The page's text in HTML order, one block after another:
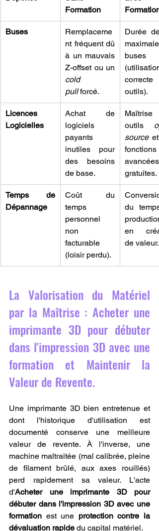
Formation
Formation
Buses
Remplaceme
nt fréquent dû
à un mauvais
cold
pull forcé.
Durée
maximale
buses
(utilisation
correcte
outils).
Licences
Logicielles
Achat de
logiciels
payants
inutiles pour
des besoins
de base.
Maîtrise
outils
source et
fonctions
avancées
gratuites.
Temps de
Dépannage
Coût du
temps
personnel
non
facturable
(loisir perdu).
du
en
de valeur.
La Valorisation du Matériel
par la Maîtrise : Acheter une
imprimante 3D pour débuter
dans l'impression 3D avec une
formation et Maintenir la
Valeur de Revente.
Une imprimante 3D bien entretenue et
dont l'historique d'utilisation est
documenté conserve une meilleure
valeur de revente. À l'inverse, une
machine maltraitée (mal calibrée, pleine
de filament brûlé, aux axes rouillés)
perd rapidement sa valeur. L'acte
d'Acheter une imprimante 3D pour
débuter dans l'impression 3D avec une
formation est une protection contre la
dévaluation rapide du capital matériel.